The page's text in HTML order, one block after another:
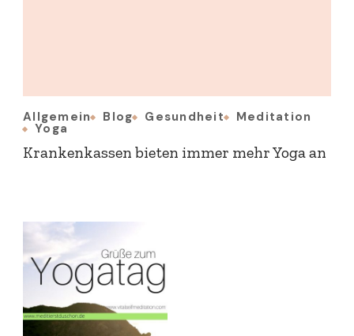
Allgemein Blog Gesundheit Meditation
Yoga
Krankenkassen bieten immer mehr Yoga an